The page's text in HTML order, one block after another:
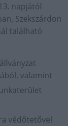
napjától
Szekszárdon
található
valamint
védőtetővel